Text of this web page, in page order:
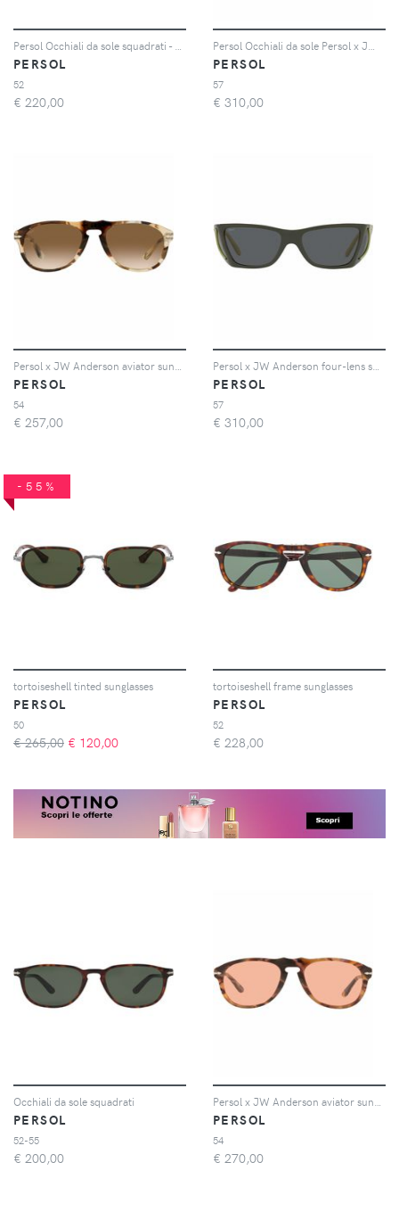
PERSOL
52
€ 220,00
PERSOL
57
€ 310,00
PERSOL
54
€ 257,00
PERSOL
57
€ 310,00
-55%
tortoiseshell tinted sunglasses
PERSOL
50
€ 265,00 € 120,00
tortoiseshell frame sunglasses
PERSOL
52
€ 228,00
Occhiali da sole squadrati
PERSOL
52-55
€ 200,00
PERSOL
54
€ 270,00